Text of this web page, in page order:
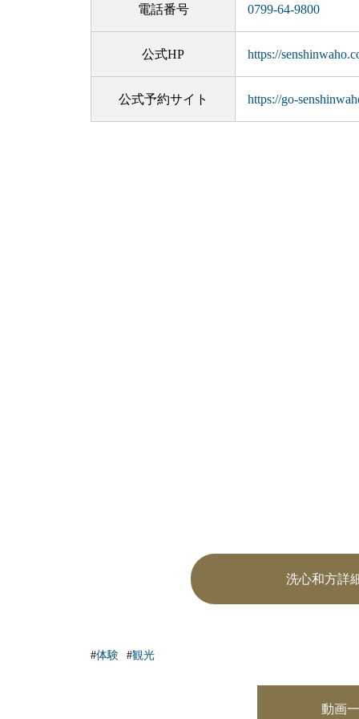
電話番号 0799-64-9800
公式HP https://
公式予約サイト https://go-
洗心和方詳
体験 観光
動画